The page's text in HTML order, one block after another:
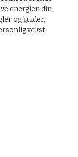
energien din.
og guider,
vekst